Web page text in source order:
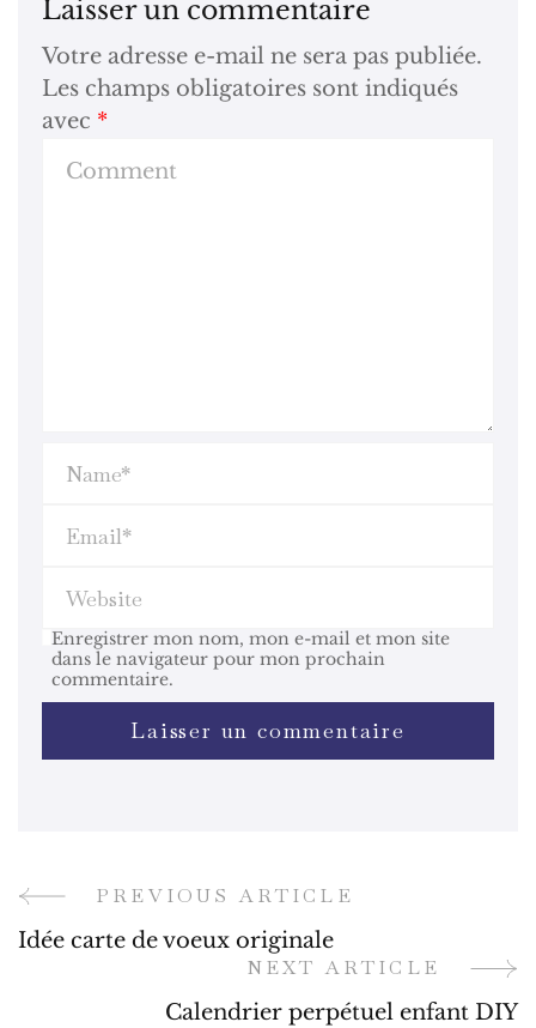
Laisser un commentaire
Votre adresse e-mail ne sera pas publiée.
Les champs obligatoires sont indiqués
avec *
Enregistrer mon nom, mon e-mail et mon site
dans le navigateur pour mon prochain
commentaire.
Post
Navigation
PREVIOUS ARTICLE
Idée carte de voeux originale
NEXT ARTICLE
Calendrier perpétuel enfant DIY